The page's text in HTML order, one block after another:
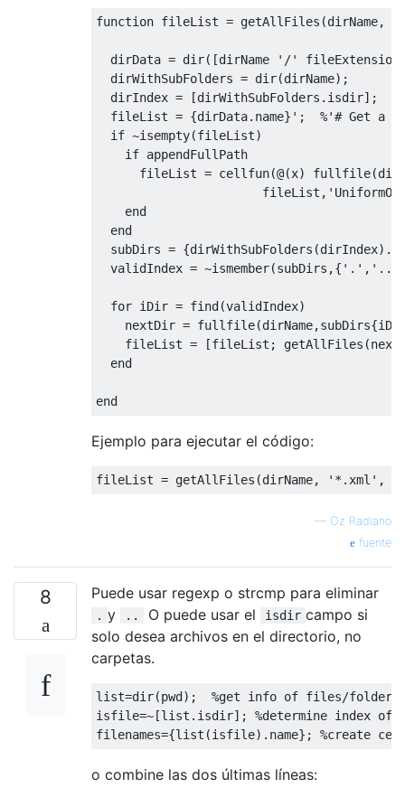
function fileList = getAllFiles (dirName,
dirData = dir([dirName '/' fileExtension
dirWithSubFolders = dir(dirName) ;
dirIndex = [dirWithSubFolders.isdir] ;
fileList = {dirData.name} ' ;
%'# Get a
if ~isempty(fileList)
if appendFullPath
fileList = cellfun(@(x) fullfile(
fileList ,
end
end
subDirs = {dirWithSubFolders (dirIndex) .
validIndex = ~ismember(subDirs ,{ '.' , '..'
for iDir = find(validIndex)
nextDir = fullfile(dirName,subDirs{
fileList = [fileList ; getAllFiles (
end
end
Ejemplo para ejecutar el código:
fileList = getAllFiles (dirName, '*.xml' ,
— Oz Radiano
fuente
8 Puede usar regexp o strcmp para eliminar
. y .. O puede usar el isdir campo si
solo desea archivos en el directorio, no
carpetas.
list=dir(pwd) ;
%get info of files/
isfile=~[list.isdir] ;
%determine index
filenames={list (isfile) . name} ; %create
o combine las dos últimas líneas: